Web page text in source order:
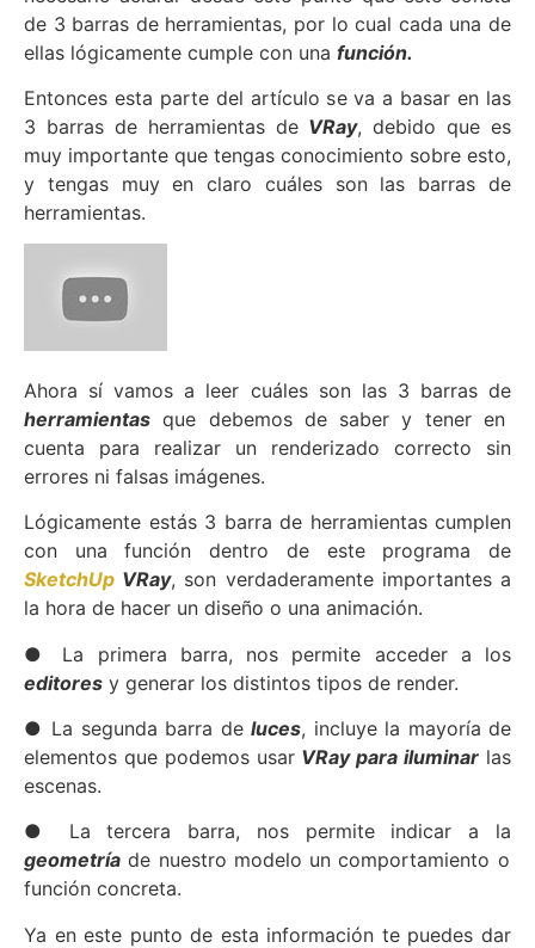
de 3 barras de herramientas, por lo cual cada una de
ellas lógicamente cumple con una función.
Entonces esta parte del artículo se va a basar en las
3 barras de herramientas de VRay, debido que es
muy importante que tengas conocimiento sobre esto,
y tengas muy en claro cuáles son las barras de
herramientas.
Ahora sí vamos a leer cuáles son las 3 barras de
herramientas que debemos de saber y tener en
cuenta para realizar un renderizado correcto sin
errores ni falsas imágenes.
Lógicamente estás 3 barra de herramientas cumplen
con una función dentro de este programa de
SketchUp VRay, son verdaderamente importantes a
la hora de hacer un diseño o una animación.
● La primera barra, nos permite acceder a los
editores y generar los distintos tipos de render.
● La segunda barra de luces, incluye la mayoría de
elementos que podemos usar VRay para iluminar las
escenas.
● La tercera barra, nos permite indicar a la
geometría de nuestro modelo un comportamiento o
función concreta.
Ya en este punto de esta información te puedes dar